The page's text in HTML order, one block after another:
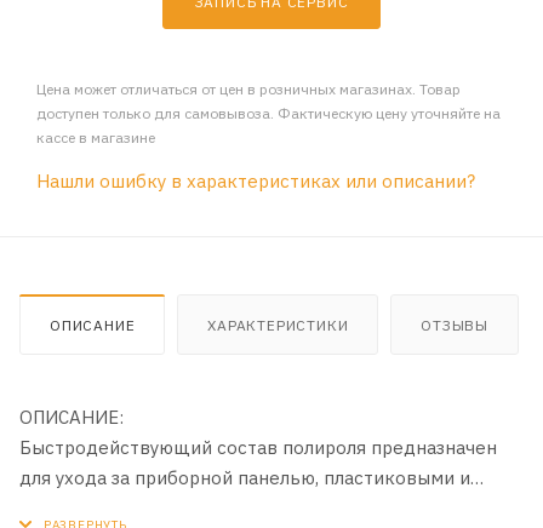
Цена может отличаться от цен в розничных магазинах. Товар
доступен только для самовывоза. Фактическую цену уточняйте на
кассе в магазине
Нашли ошибку в характеристиках или описании?
ОПИСАНИЕ ХАРАКТЕРИСТИКИ ОТЗЫВЫ
ОПИСАНИЕ:
Быстродействующий состав полироля предназначен
для ухода за приборной панелью, пластиковыми и